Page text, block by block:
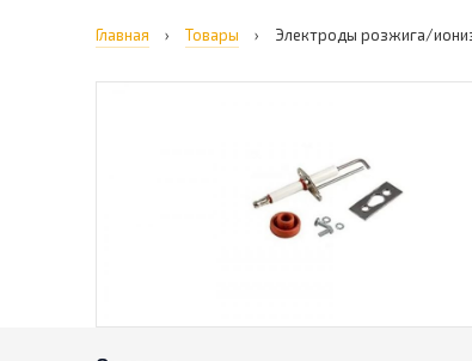
Главная › Товары › Электроды розжига/